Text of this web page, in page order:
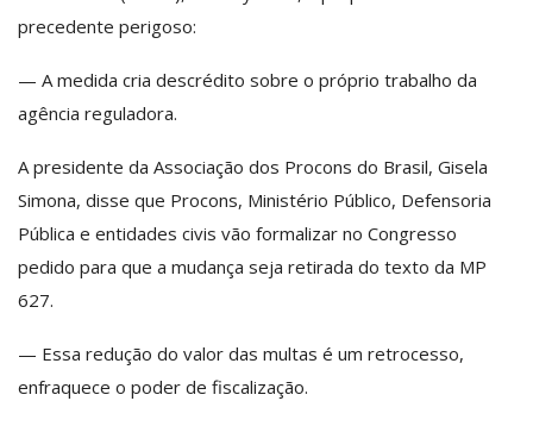
precedente perigoso:
— A medida cria descrédito sobre o próprio trabalho da
agência reguladora.
A presidente da Associação dos Procons do Brasil, Gisela
Simona, disse que Procons, Ministério Público, Defensoria
Pública e entidades civis vão formalizar no Congresso
pedido para que a mudança seja retirada do texto da MP
627.
— Essa redução do valor das multas é um retrocesso,
enfraquece o poder de fiscalização.